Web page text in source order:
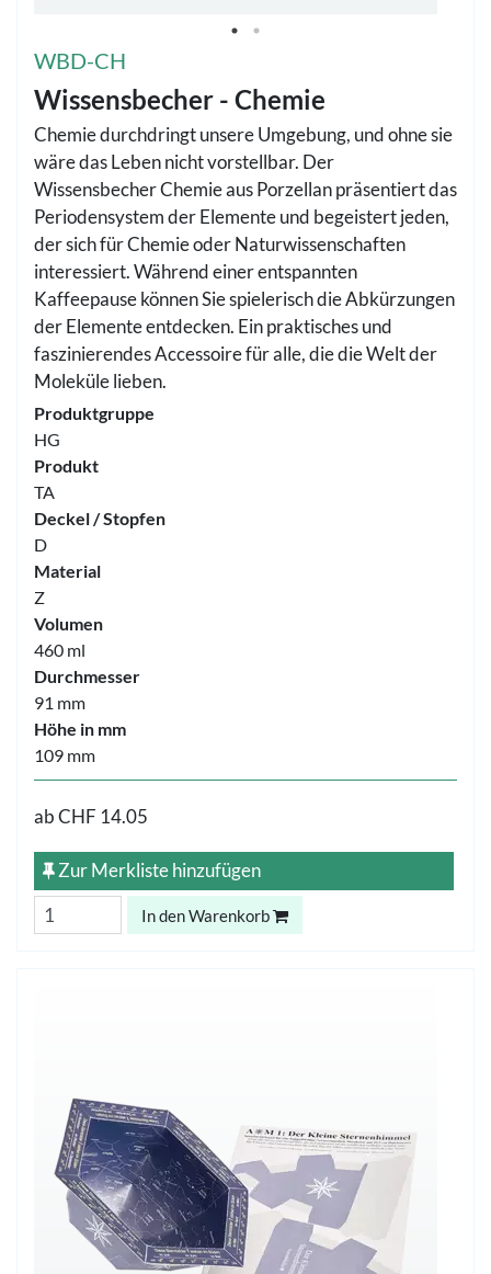
WBD-CH
Wissensbecher - Chemie
Chemie durchdringt unsere Umgebung, und ohne sie
wäre das Leben nicht vorstellbar. Der
Wissensbecher Chemie aus Porzellan präsentiert das
Periodensystem der Elemente und begeistert jeden,
der sich für Chemie oder Naturwissenschaften
interessiert. Während einer entspannten
Kaffeepause können Sie spielerisch die Abkürzungen
der Elemente entdecken. Ein praktisches und
faszinierendes Accessoire für alle, die die Welt der
Moleküle lieben.
Produktgruppe
HG
Produkt
TA
Deckel / Stopfen
D
Material
Z
Volumen
460 ml
Durchmesser
91 mm
Höhe in mm
109 mm
abCHF 14.05
Zur Merkliste hinzufügen
In den Warenkorb